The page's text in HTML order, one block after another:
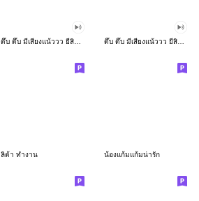
ดึ๊บ ดึ๊บ มีเสียงแน้ววว ยี่สิบเจ็ด ดึ๊บ ดึ๊บ มีเสียงแน้ววว ยี่สิบหก
ลิต้า ทำงาน น้องแก้มแก้มน่ารัก